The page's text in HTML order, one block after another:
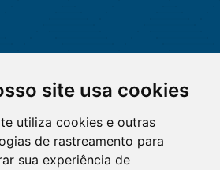
site usa cookies
utiliza cookies e outras
de rastreamento para
sua experiência de